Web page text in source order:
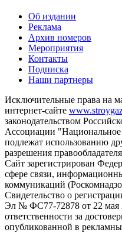
Об издании
Реклама
Архив номеров
Мероприятия
Контакты
Подписка
Наши партнеры
Исключительные права на
интернет-сайте
законодательством
Ассоциации "Национальное
подлежат использованию
разрешения
Сайт зарегистрирован
сфере связи,
коммуникаций
Свидетельство о
Эл № ФС77-72878 от 22 мая
ответственности за
опубликованной в